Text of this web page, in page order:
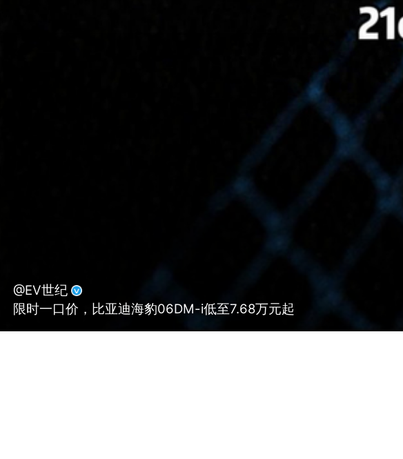
@EV世纪
限时一口价，比亚迪海豹06DM-i低至7.68万元起